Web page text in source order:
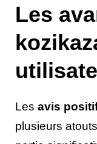
Les
Les avis
plusieurs